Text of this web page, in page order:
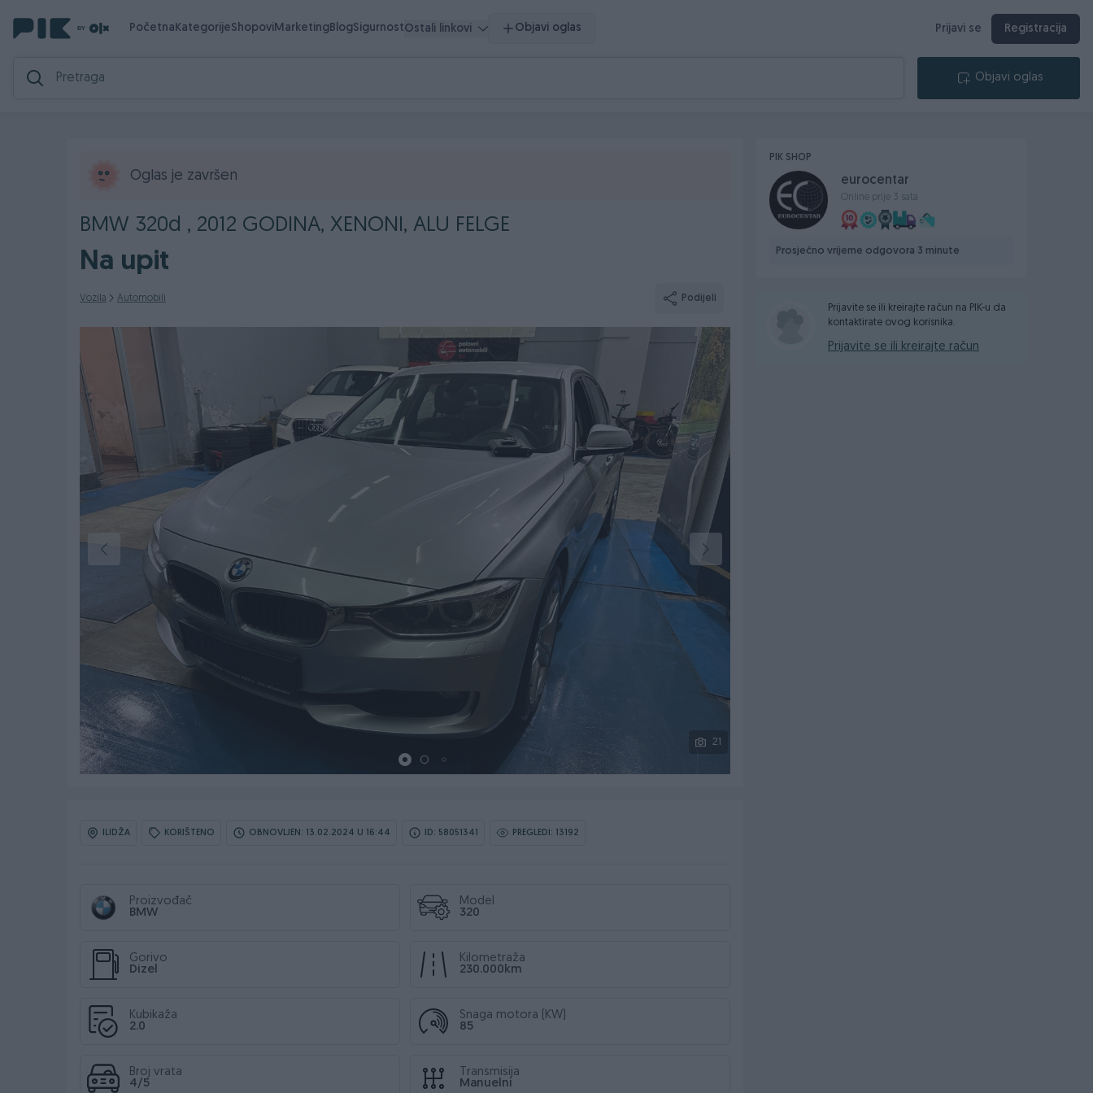
PočetnaKategorijeShopoviMarketingBlogSigurnostOstali linkovi Objavi oglas Prijavi se Registracija
Objavi oglas
Oglas je završen
BMW 320d , 2012 GODINA, XENONI, ALU FELGE
Na upit
Vozila Automobili Podijeli
21
ILIDŽA KORIŠTENO OBNOVLJEN: 13.02.2024 U 16:44 ID: 58051341 PREGLEDI: 13192
Proizvođač
BMW
Model
320
Gorivo
Dizel
Kilometraža
230.000km
Kubikaža
2.0
Snaga motora (KW)
85
Broj vrata
4/5
Transmisija
Manuelni
PIK SHOP
eurocentar
Online prije 3 sata
Prosječno vrijeme odgovora 3 minute
Prijavite se ili kreirajte račun na PIK-u da
kontaktirate ovog korisnika.
Prijavite se ili kreirajte račun